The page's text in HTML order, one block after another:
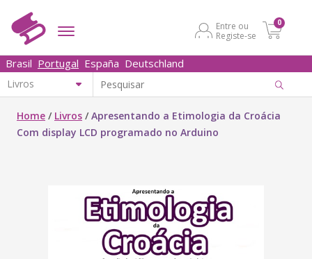
Entre ou
Registe-se
0
Brasil Portugal España Deutschland
Home / Livros /Apresentando a Etimologia da Croácia
Com display LCD programado no Arduino